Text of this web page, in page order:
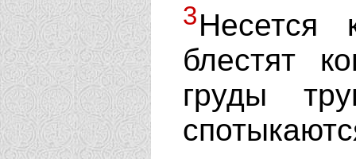
3Несется
блестят
груды